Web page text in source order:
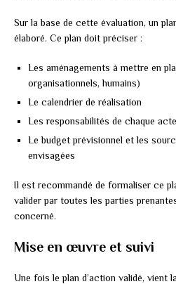
Sur la base de cette évaluation, un
élaboré. Ce plan doit préciser :
Les aménagements à mettre en
organisationnels, humains)
Le calendrier de réalisation
Les responsabilités de chaque
Le budget prévisionnel et les
envisagées
Il est recommandé de formaliser ce
valider par toutes les parties
concerné.
Mise en œuvre et suivi
Une fois le plan d’action validé, vient